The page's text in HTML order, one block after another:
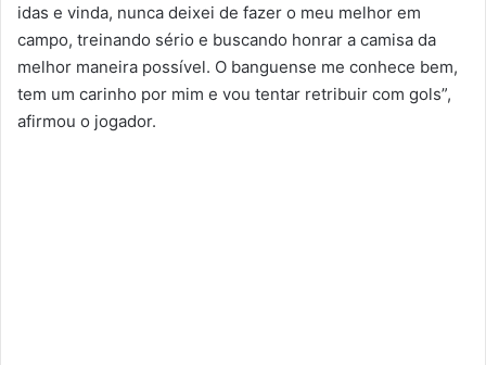
idas e vinda, nunca deixei de fazer o meu melhor em
campo, treinando sério e buscando honrar a camisa da
melhor maneira possível. O banguense me conhece bem,
tem um carinho por mim e vou tentar retribuir com gols”,
afirmou o jogador.